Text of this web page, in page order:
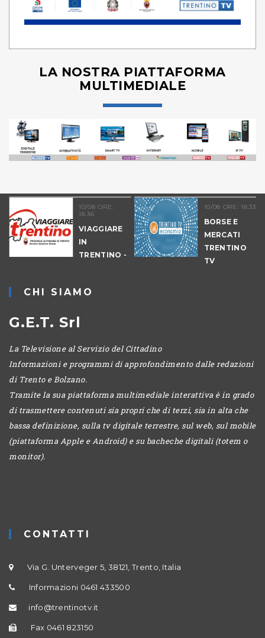
LA NOSTRA PIATTAFORMA
MULTIMEDIALE
10/08 ORE:
18.36
VIAGGIARE
IN
TRENTINO -
10/08 ORE: 18.33
BORSE E
MERCATI
TRENTINO
TV
CHI SIAMO
G.E.T. Srl
La Televisione al Servizio del Cittadino
Informazioni e programmi di approfondimento dalle redazioni
di Trento e Bolzano.
Tramite la sua piattaforma multimediale interattiva è in grado
di trasmettere contenuti sia propri che di terzi, sia in alta che
bassa definizione, sulla tv digitale terrestre, sul web, sul mobile
(piattaforma Apple e Android) e su bacheche digitali (totem o
monitor).
CONTATTI
Via G. Unterveger 5, 38121, Trento, Italia
Informazioni 0461 433500
info@trentinotv.it
Fax 0461 823150